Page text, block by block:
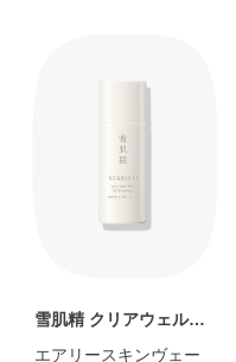
雪肌精 クリアウェルネ
ス
エアリースキンヴェー